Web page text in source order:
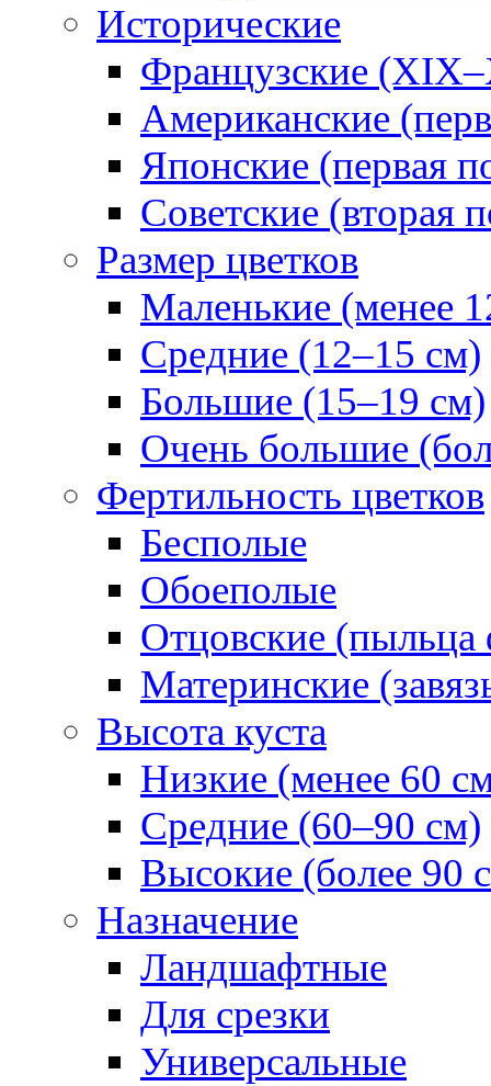
Исторические
Французские
Американские
Японские (первая
Советские (вторая
Размер цветков
Маленькие (менее
Средние (12–15 см)
Большие (15–19 см)
Очень большие
Фертильность цветков
Бесполые
Обоеполые
Отцовские (пыльца
Материнские
Высота куста
Низкие (менее 60
Средние (60–90 см)
Высокие (более 90
Назначение
Ландшафтные
Для срезки
Универсальные